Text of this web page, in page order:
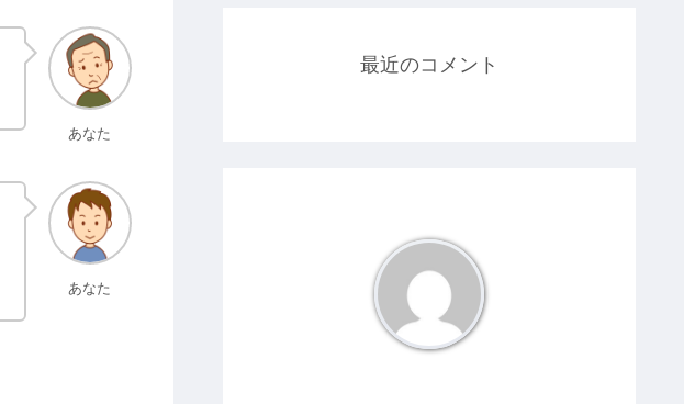
あなた
あなた
最近のコメント